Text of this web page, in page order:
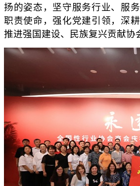
扬的姿态，坚守服务行业、服
职责使命，强化党建引领，深
推进强国建设、民族复兴贡献协